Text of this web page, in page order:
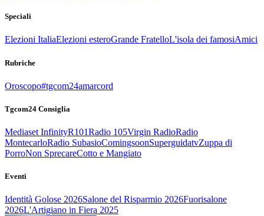
Speciali
Elezioni ItaliaElezioni esteroGrande FratelloL'isola dei famosiAmici
Rubriche
Oroscopo#tgcom24amarcord
Tgcom24 Consiglia
Mediaset InfinityR101Radio 105Virgin RadioRadio
MontecarloRadio SubasioComingsoonSuperguidatvZuppa di
PorroNon SprecareCotto e Mangiato
Eventi
Identità Golose 2026Salone del Risparmio 2026Fuorisalone
2026L'Artigiano in Fiera 2025